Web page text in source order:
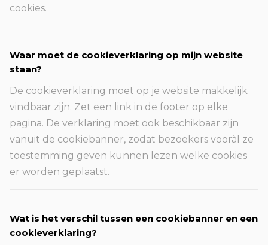
cookies.
Waar moet de cookieverklaring op mijn website
staan?
De cookieverklaring moet op je website makkelijk
vindbaar zijn. Zet een link in de footer op elke
pagina. De verklaring moet ook beschikbaar zijn
vanuit de cookiebanner, zodat bezoekers vooràl ze
toestemming geven kunnen lezen welke cookies
er worden geplaatst.
Wat is het verschil tussen een cookiebanner en een
cookieverklaring?